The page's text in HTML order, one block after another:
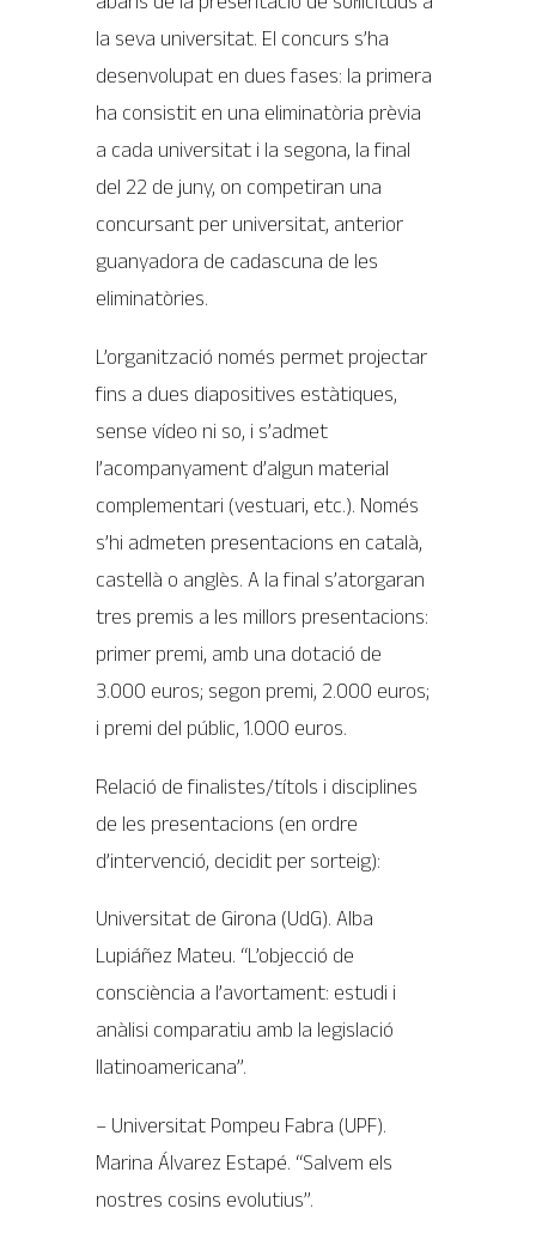
la seva universitat. El concurs s’ha
desenvolupat en dues fases: la primera
ha consistit en una eliminatòria prèvia
a cada universitat i la segona, la final
del 22 de juny, on competiran una
concursant per universitat, anterior
guanyadora de cadascuna de les
eliminatòries.
L’organització només permet projectar
fins a dues diapositives estàtiques,
sense vídeo ni so, i s’admet
l’acompanyament d’algun material
complementari (vestuari, etc.). Només
s’hi admeten presentacions en català,
castellà o anglès. A la final s’atorgaran
tres premis a les millors presentacions:
primer premi, amb una dotació de
3.000 euros; segon premi, 2.000 euros;
i premi del públic, 1.000 euros.
Relació de finalistes/títols i disciplines
de les presentacions (en ordre
d’intervenció, decidit per sorteig):
Universitat de Girona (UdG). Alba
Lupiáñez Mateu. “L’objecció de
consciència a l’avortament: estudi i
anàlisi comparatiu amb la legislació
llatinoamericana”.
– Universitat Pompeu Fabra (UPF).
Marina Álvarez Estapé. “Salvem els
nostres cosins evolutius”.